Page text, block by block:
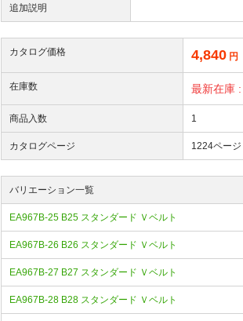
追加説明
カタログ価格 4,840 円
在庫数 最新在庫 :
商品入数 1
カタログページ 1224ページ
バリエーション一覧
EA967B-25 B25 スタンダード Ｖベルト
EA967B-26 B26 スタンダード Ｖベルト
EA967B-27 B27 スタンダード Ｖベルト
EA967B-28 B28 スタンダード Ｖベルト